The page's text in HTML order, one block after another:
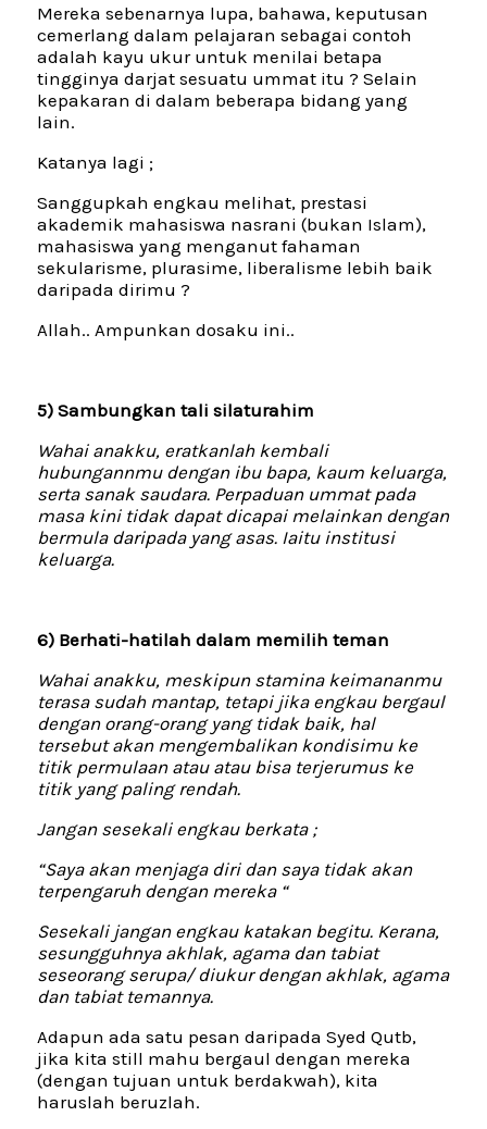
Mereka sebenarnya lupa, bahawa, keputusan
cemerlang dalam pelajaran sebagai contoh
adalah kayu ukur untuk menilai betapa
tingginya darjat sesuatu ummat itu ? Selain
kepakaran di dalam beberapa bidang yang
lain.
Katanya lagi ;
Sanggupkah engkau melihat, prestasi
akademik mahasiswa nasrani (bukan Islam),
mahasiswa yang menganut fahaman
sekularisme, plurasime, liberalisme lebih baik
daripada dirimu ?
Allah.. Ampunkan dosaku ini..
5) Sambungkan tali silaturahim
Wahai anakku, eratkanlah kembali
hubungannmu dengan ibu bapa, kaum keluarga,
serta sanak saudara. Perpaduan ummat pada
masa kini tidak dapat dicapai melainkan dengan
bermula daripada yang asas. Iaitu institusi
keluarga.
6) Berhati-hatilah dalam memilih teman
Wahai anakku, meskipun stamina keimananmu
terasa sudah mantap, tetapi jika engkau bergaul
dengan orang-orang yang tidak baik, hal
tersebut akan mengembalikan kondisimu ke
titik permulaan atau atau bisa terjerumus ke
titik yang paling rendah.
Jangan sesekali engkau berkata ;
“Saya akan menjaga diri dan saya tidak akan
terpengaruh dengan mereka “
Sesekali jangan engkau katakan begitu. Kerana,
sesungguhnya akhlak, agama dan tabiat
seseorang serupa/ diukur dengan akhlak, agama
dan tabiat temannya.
Adapun ada satu pesan daripada Syed Qutb,
jika kita still mahu bergaul dengan mereka
(dengan tujuan untuk berdakwah), kita
haruslah beruzlah.